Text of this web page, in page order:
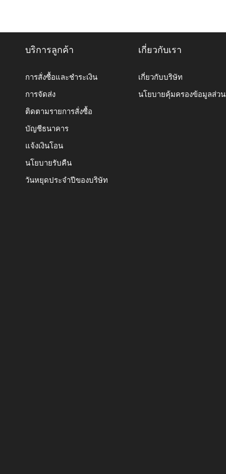
บริการลูกค้า
การสั่งซื้อและชำระเงิน
การจัดส่ง
ติดตามรายการสั่งซื้อ
บัญชีธนาคาร
แจ้งเงินโอน
นโยบายรับคืน
วันหยุดประจำปีของบริษัท
เกี่ยวกับเรา
เกี่ยวกับบริษัท
นโยบายคุ้มครองข้อมูลส่ว